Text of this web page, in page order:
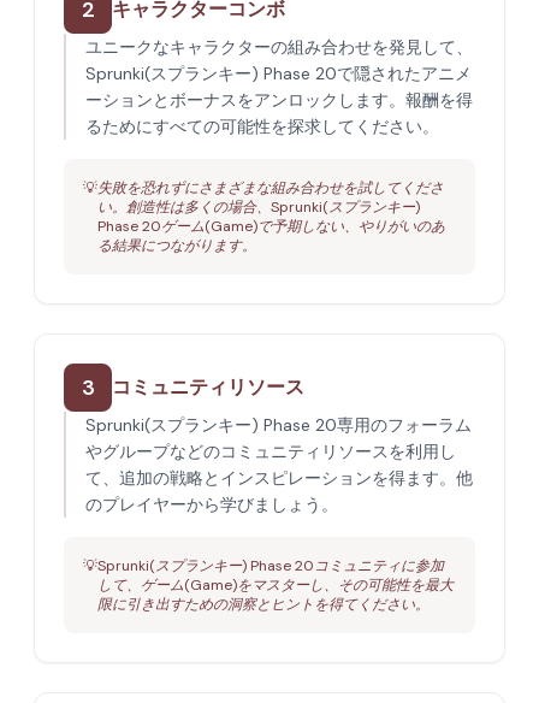
2 キャラクターコンボ
ユニークなキャラクターの組み合わせを発見して、
Sprunki(スプランキー) Phase 20で隠されたアニメ
ーションとボーナスをアンロックします。報酬を得
るためにすべての可能性を探求してください。
💡失敗を恐れずにさまざまな組み合わせを試してくださ
い。創造性は多くの場合、Sprunki(スプランキー)
Phase 20ゲーム(Game)で予期しない、やりがいのあ
る結果につながります。
3 コミュニティリソース
Sprunki(スプランキー) Phase 20専用のフォーラム
やグループなどのコミュニティリソースを利用し
て、追加の戦略とインスピレーションを得ます。他
のプレイヤーから学びましょう。
💡Sprunki(スプランキー) Phase 20コミュニティに参加
して、ゲーム(Game)をマスターし、その可能性を最大
限に引き出すための洞察とヒントを得てください。